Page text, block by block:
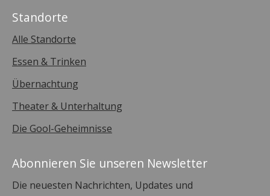
Standorte
Alle Standorte
Essen & Trinken
Übernachtung
Theater & Unterhaltung
Die Gool-Geheimnisse
Abonnieren Sie unseren Newsletter
Die neuesten Nachrichten, Updates und